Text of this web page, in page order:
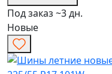
Под заказ ~3 дн.
Новые